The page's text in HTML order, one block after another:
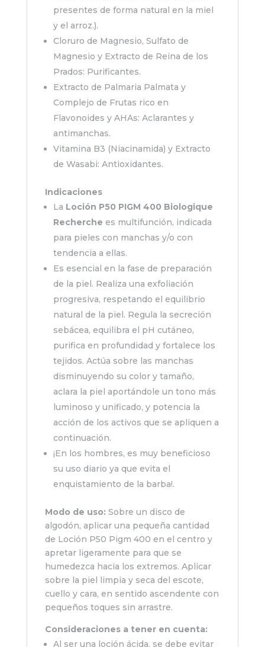
presentes de forma natural en la miel
y el arroz.).
Cloruro de Magnesio, Sulfato de
Magnesio y Extracto de Reina de los
Prados: Purificantes.
Extracto de Palmaria Palmata y
Complejo de Frutas rico en
Flavonoides y AHAs: Aclarantes y
antimanchas.
Vitamina B3 (Niacinamida) y Extracto
de Wasabi: Antioxidantes.
Indicaciones
La Loción P50 PIGM 400 Biologique
Recherche es multifunción, indicada
para pieles con manchas y/o con
tendencia a ellas.
Es esencial en la fase de preparación
de la piel. Realiza una exfoliación
progresiva, respetando el equilibrio
natural de la piel. Regula la secreción
sebácea, equilibra el pH cutáneo,
purifica en profundidad y fortalece los
tejidos. Actúa sobre las manchas
disminuyendo su color y tamaño,
aclara la piel aportándole un tono más
luminoso y unificado, y potencia la
acción de los activos que se apliquen a
continuación.
¡En los hombres, es muy beneficioso
su uso diario ya que evita el
enquistamiento de la barba!.
Modo de uso: Sobre un disco de
algodón, aplicar una pequeña cantidad
de Loción P50 Pigm 400 en el centro y
apretar ligeramente para que se
humedezca hacia los extremos. Aplicar
sobre la piel limpia y seca del escote,
cuello y cara, en sentido ascendente con
pequeños toques sin arrastre.
Consideraciones a tener en cuenta:
Al ser una loción ácida, se debe evitar